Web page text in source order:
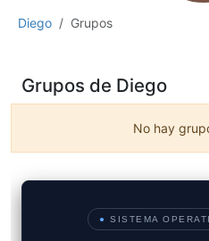
Diego Grupos
Grupos de Diego
No hay
● SISTEMA